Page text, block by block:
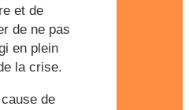
et de
de ne pas
en plein
la crise.
de